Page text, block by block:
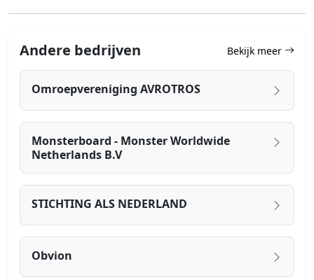
Andere bedrijven Bekijk meer
Omroepvereniging AVROTROS
Monsterboard - Monster Worldwide
Netherlands B.V
STICHTING ALS NEDERLAND
Obvion